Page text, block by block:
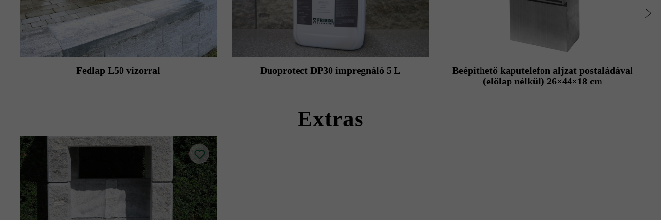
Fedlap L50 vízorral Duoprotect DP30 impregnáló 5 L
Beépíthető kaputelefon aljzat postaládával
(előlap nélkül) 26×44×18 cm
Extras